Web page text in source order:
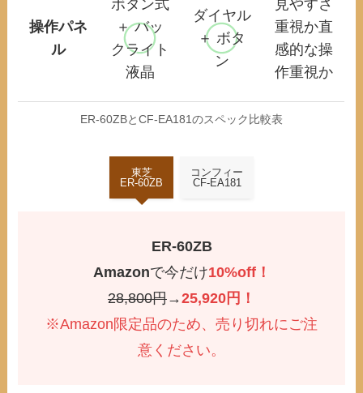
操作パネ
ル
ボタン式
＋ バッ
クライト
液晶
ダイヤル
＋ ボタ
ン
見やすさ
重視か直
感的な操
作重視か
ER-60ZBとCF-EA181のスペック比較表
東芝
ER-60ZB
コンフィー
CF-EA181
ER-60ZB
Amazonで今だけ10%off！
28,800円→25,920円！
※Amazon限定品のため、売り切れにご注
意ください。